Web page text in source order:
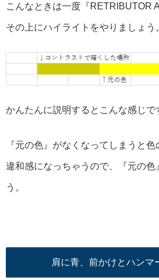
こんなときは一度『RETRIBUTOR
その上にハイライトをやりましょう
かんたんに説明するとこんな感じで
『元の色』がなくなってしまうと
違和感になっちゃうので、『元の色
う。
肩に青、前かけとハンマ